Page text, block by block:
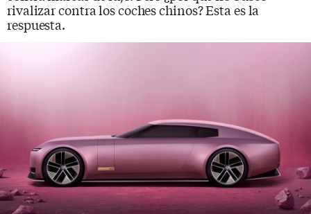
rivalizar contra los coches chinos? Esta es la
respuesta.